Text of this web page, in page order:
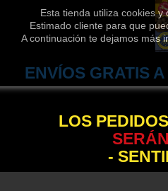
Esta tienda utiliza cookies
Estimado cliente para que
A continuación te dejamos más
ENVÍOS GRATIS
LOS
-